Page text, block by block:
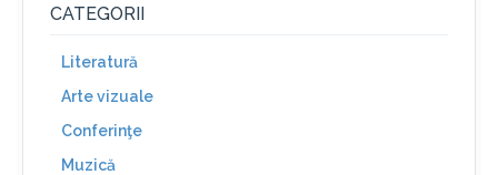
CATEGORII
Literatură
Arte vizuale
Conferinţe
Muzică